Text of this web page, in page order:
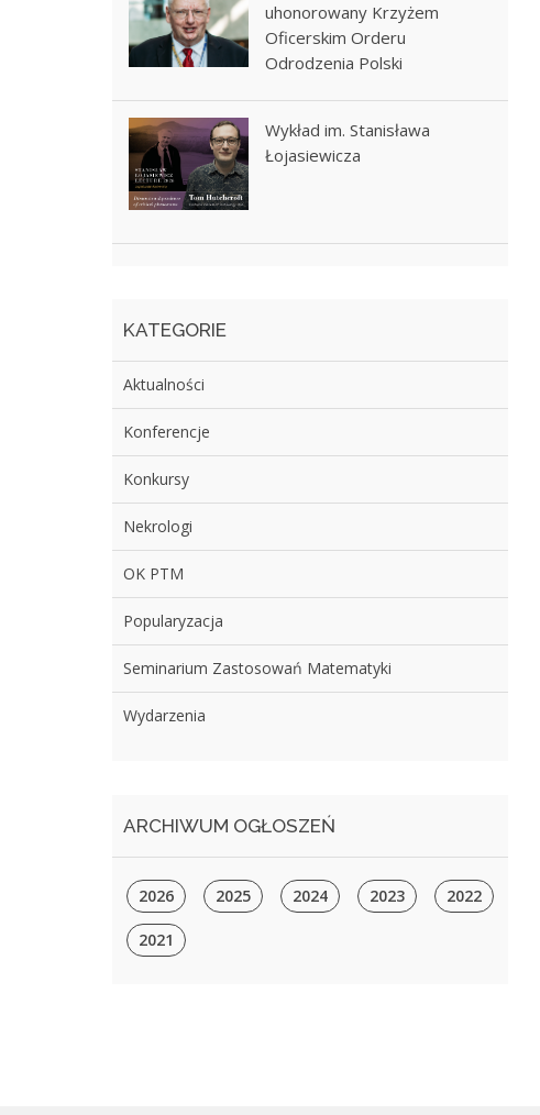
uhonorowany Krzyżem
Oficerskim Orderu
Odrodzenia Polski
Wykład im. Stanisława
Łojasiewicza
KATEGORIE
Aktualności
Konferencje
Konkursy
Nekrologi
OK PTM
Popularyzacja
Seminarium Zastosowań Matematyki
Wydarzenia
ARCHIWUM OGŁOSZEŃ
2026 2025 2024 2023 2022
2021